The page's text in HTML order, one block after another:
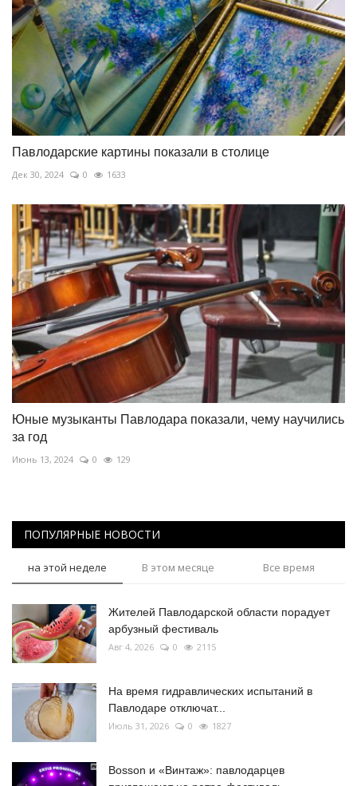
Павлодарские картины показали в столице
Дек 30, 2024 0 1633
Юные музыканты Павлодара показали, чему научились
за год
Июнь 13, 2024 0 129
ПОПУЛЯРНЫЕ НОВОСТИ
на этой неделе В этом месяце Все время
Жителей Павлодарской области порадует
арбузный фестиваль
Авг 4, 2026 0 2115
На время гидравлических испытаний в
Павлодаре отключат...
Июль 31, 2026 0 1827
Bosson и «Винтаж»: павлодарцев